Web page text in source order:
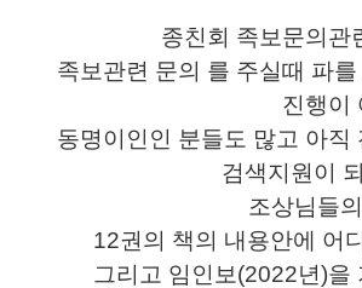
종친회 족보문의관
족보관련 문의 를 주실때 파
진행이
동명이인인 분들도 많고 아직
검색지원이
조상님들
12권의 책의 내용안에 어
그리고 임인보(2022년)